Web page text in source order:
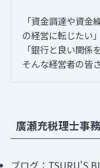
「資金調達や資金
の経営に転じたい」
「銀行と良い関係
そんな経営者の皆
廣瀬充税理士事
ブログ： TSURU'S